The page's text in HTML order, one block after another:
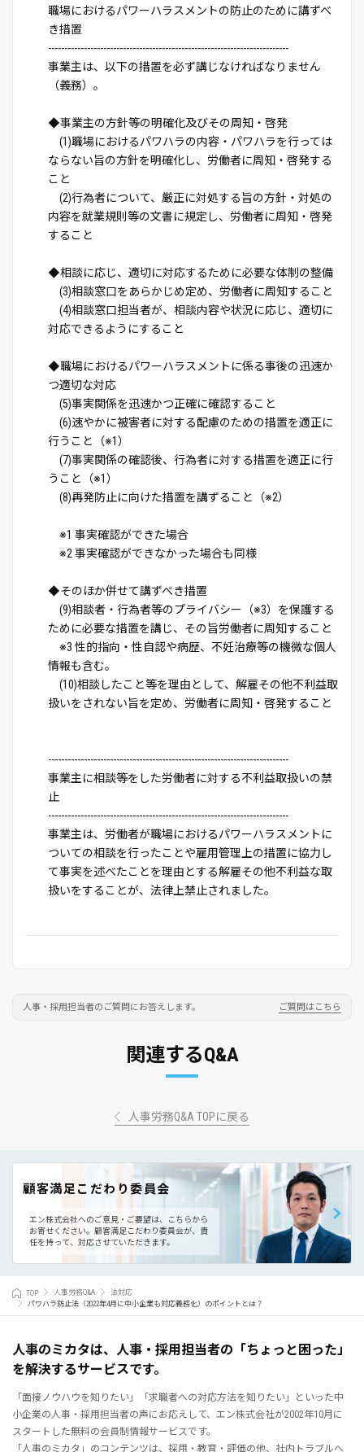
職場におけるパワーハラスメントの防止のために講ずべ
き措置
--------------------------------------------------------------------------
事業主は、以下の措置を必ず講じなければなりません
（義務）。
◆事業主の方針等の明確化及びその周知・啓発
(1)職場におけるパワハラの内容・パワハラを行っては
ならない旨の方針を明確化し、労働者に周知・啓発する
こと
(2)行為者について、厳正に対処する旨の方針・対処の
内容を就業規則等の文書に規定し、労働者に周知・啓発
すること
◆相談に応じ、適切に対応するために必要な体制の整備
(3)相談窓口をあらかじめ定め、労働者に周知すること
(4)相談窓口担当者が、相談内容や状況に応じ、適切に
対応できるようにすること
◆職場におけるパワーハラスメントに係る事後の迅速か
つ適切な対応
(5)事実関係を迅速かつ正確に確認すること
(6)速やかに被害者に対する配慮のための措置を適正に
行うこと（※1）
(7)事実関係の確認後、行為者に対する措置を適正に行
うこと（※1）
(8)再発防止に向けた措置を講ずること（※2）
※1 事実確認ができた場合
※2 事実確認ができなかった場合も同様
◆そのほか併せて講ずべき措置
(9)相談者・行為者等のプライバシー（※3）を保護する
ために必要な措置を講じ、その旨労働者に周知すること
※3 性的指向・性自認や病歴、不妊治療等の機微な個人
情報も含む。
(10)相談したこと等を理由として、解雇その他不利益取
扱いをされない旨を定め、労働者に周知・啓発すること
--------------------------------------------------------------------------
事業主に相談等をした労働者に対する不利益取扱いの禁
止
--------------------------------------------------------------------------
事業主は、労働者が職場におけるパワーハラスメントに
ついての相談を行ったことや雇用管理上の措置に協力し
て事実を述べたことを理由とする解雇その他不利益な取
扱いをすることが、法律上禁止されました。
人事・採用担当者のご質問にお答えします。 ご質問はこちら
関連するQ&A
人事労務Q&A TOPに戻る
顧客満足こだわり委員会
エン株式会社へのご意見・ご要望は、こちらから
お寄せください。 顧客満足こだわり委員会が、責
任を持って、対応させていただきます。
TOP 人事労務Q&A
法対応
パワハラ防止法（2022年4月に中小企業も対応義務化）のポイントとは？
人事のミカタは、人事・採用担当者の「ちょっと困った」
を解決するサービスです。
「面接ノウハウを知りたい」「求職者への対応方法を知りたい」といった中
小企業の人事・採用担当者の声にお応えして、エン株式会社が2002年10月に
スタートした無料の会員制情報サービスです。
「人事のミカタ」のコンテンツは、採用・教育・評価の他、社内トラブルへ